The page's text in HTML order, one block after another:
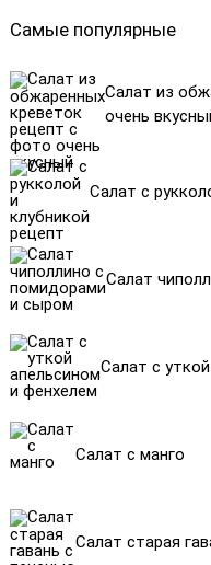
Самые популярные
Салат из
очень
Салат с
Салат
Салат с
Салат с манго
Салат старая